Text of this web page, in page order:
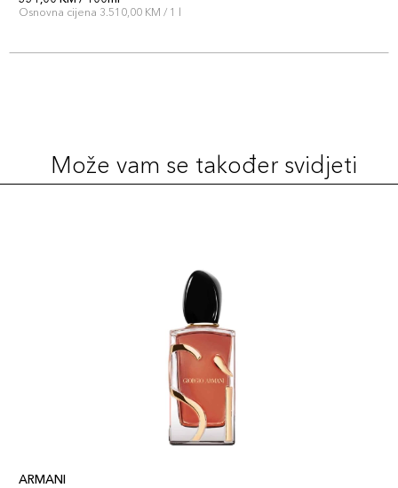
Osnovna cijena 3.510,00 KM / 1 l
Može vam se također svidjeti
ARMANI